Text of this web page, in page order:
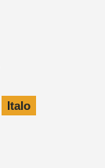
Italo